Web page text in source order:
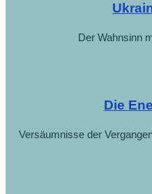
Der Wahnsinn
Die
Versäumnisse der